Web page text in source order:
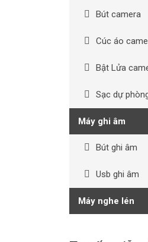
Bút camera
Cúc áo
Bật Lửa
Sạc dự
Máy ghi âm
Bút ghi âm
Usb ghi âm
Máy nghe lén